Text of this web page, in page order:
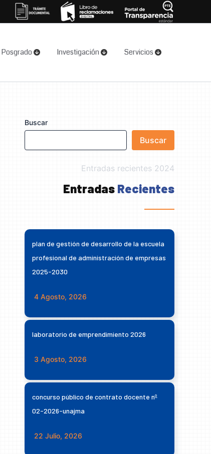
Posgrado Investigación Servicios
Buscar
Buscar
Entradas recientes 2024
Entradas Recientes
plan de gestión de desarrollo de la escuela
profesional de administración de empresas
2025-2030
4 Agosto, 2026
laboratorio de emprendimiento 2026
3 Agosto, 2026
concurso público de contrato docente nº
02-2026-unajma
22 Julio, 2026